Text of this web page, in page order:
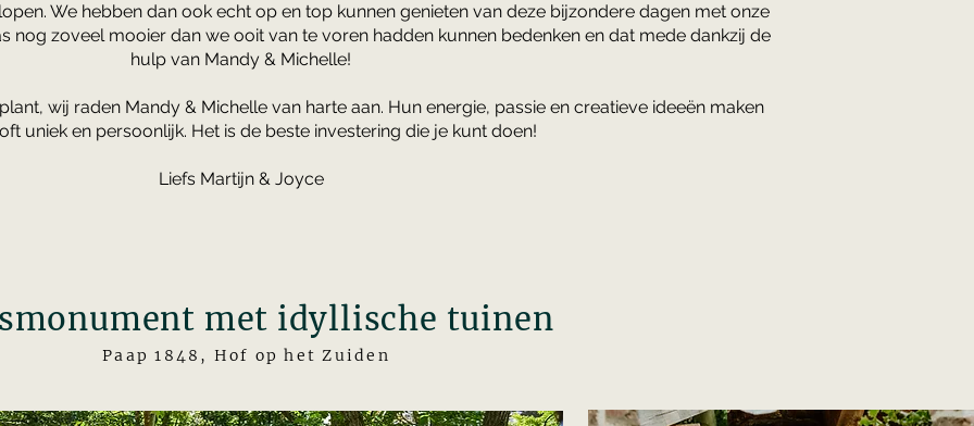
We hebben dan ook echt op en top kunnen genieten van deze bijzondere dagen met onze
nog zoveel mooier dan we ooit van te voren hadden kunnen bedenken en dat mede dankzij de
hulp van Mandy & Michelle!
wij raden Mandy & Michelle van harte aan. Hun energie, passie en creatieve ideeën maken
uniek en persoonlijk. Het is de beste investering die je kunt doen!
Liefs Martijn & Joyce
met idyllische tuinen
Paap 1848, Hof op het Zuiden